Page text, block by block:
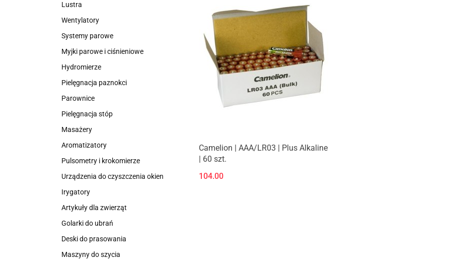
Lustra
Wentylatory
Systemy parowe
Myjki parowe i ciśnieniowe
Hydromierze
Pielęgnacja paznokci
Parownice
Pielęgnacja stóp
Masażery
Aromatizatory
Pulsometry i krokomierze
Urządzenia do czyszczenia okien
Irygatory
Artykuły dla zwierząt
Golarki do ubrań
Deski do prasowania
Maszyny do szycia
Camelion | AAA/LR03 | Plus Alkaline
| 60 szt.
104.00